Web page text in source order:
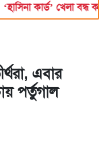
কার্ড’ খেলা বন্ধ করতে
এবার
পর্তুগাল